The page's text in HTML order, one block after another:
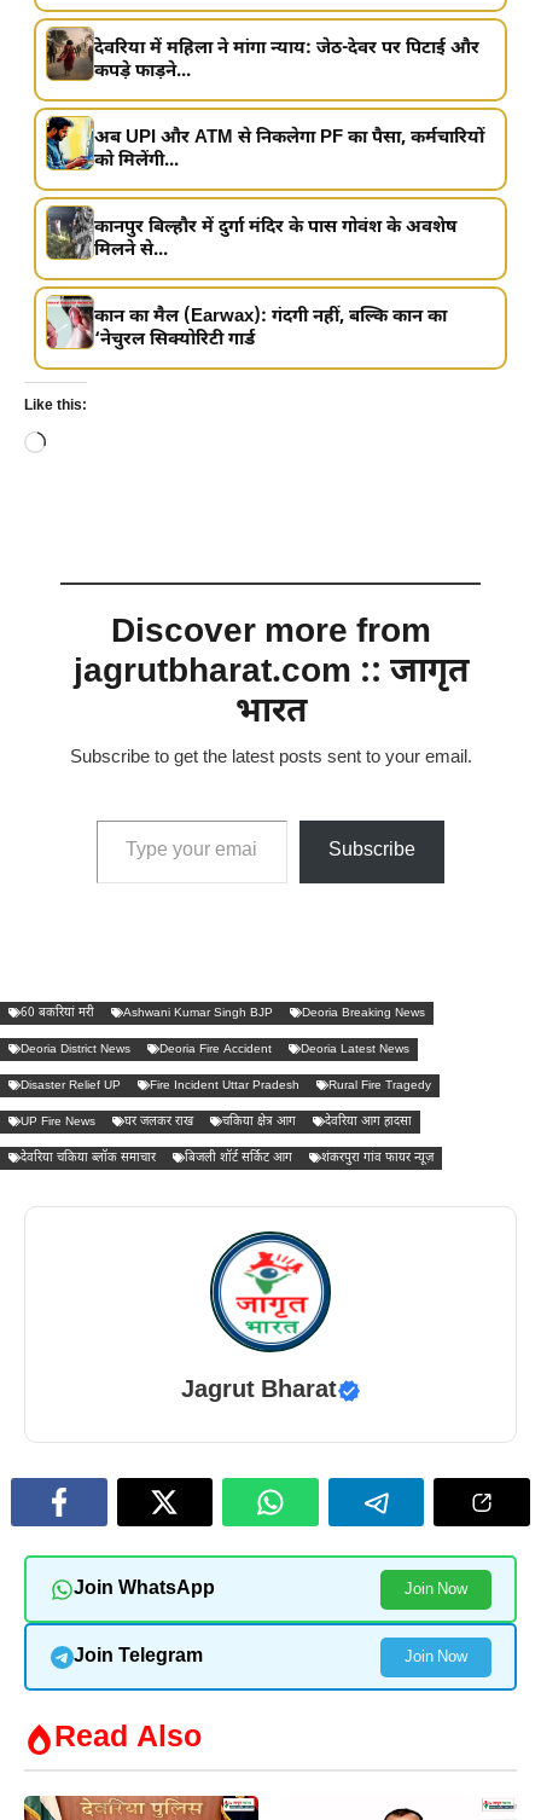
देवरिया में महिला ने मांगा न्याय: जेठ-देवर पर पिटाई और
कपड़े फाड़ने...
अब UPI और ATM से निकलेगा PF का पैसा, कर्मचारियों
को मिलेंगी...
कानपुर बिल्हौर में दुर्गा मंदिर के पास गोवंश के अवशेष
मिलने से...
कान का मैल (Earwax): गंदगी नहीं, बल्कि कान का
‘नेचुरल सिक्योरिटी गार्ड
Like this:
Loading…
Discover more from
jagrutbharat.com :: जागृत
भारत
Subscribe to get the latest posts sent to your email.
Type your email…
Subscribe
60 बकरियां मरी Ashwani Kumar Singh BJP Deoria Breaking News
Deoria District News Deoria Fire Accident Deoria Latest News
Disaster Relief UP Fire Incident Uttar Pradesh Rural Fire Tragedy
UP Fire News घर जलकर राख चकिया क्षेत्र आग देवरिया आग हादसा
देवरिया चकिया ब्लॉक समाचार बिजली शॉर्ट सर्किट आग शंकरपुरा गांव फायर न्यूज़
Jagrut Bharat
Join WhatsApp Join Now
Join Telegram Join Now
Read Also